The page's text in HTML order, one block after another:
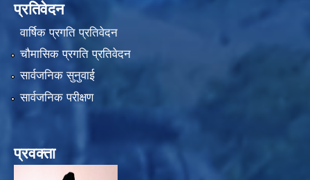
प्रतिवेदन
वार्षिक प्रगति प्रतिवेदन
चौमासिक प्रगति प्रतिवेदन
सार्वजनिक सुनुवाई
सार्वजनिक परीक्षण
प्रवक्ता